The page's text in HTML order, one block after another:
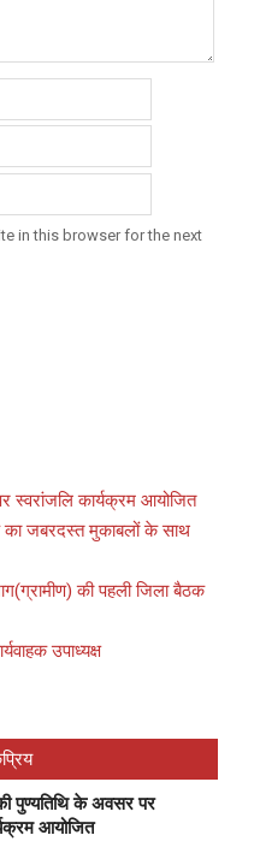
in this browser for the next
स्वरांजलि कार्यक्रम आयोजित
का जबरदस्त मुकाबलों के साथ
की पहली जिला बैठक
उपाध्यक्ष
पुण्यतिथि के अवसर पर
आयोजित